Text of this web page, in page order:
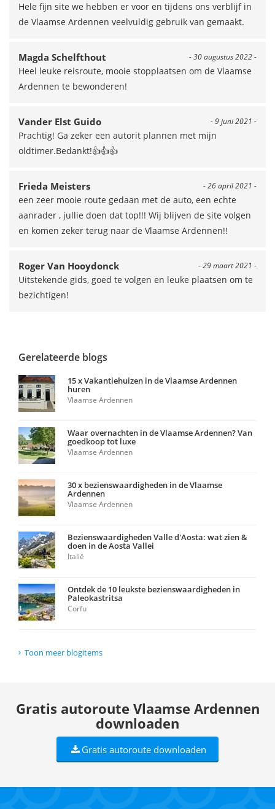
Hele fijn site we hebben er voor en tijdens ons verblijf in
de Vlaamse Ardennen veelvuldig gebruik van gemaakt.
- 30 augustus 2022 -
Magda Schelfthout
Heel leuke reisroute, mooie stopplaatsen om de Vlaamse
Ardennen te bewonderen!
- 9 juni 2021 -
Vander Elst Guido
Prachtig! Ga zeker een autorit plannen met mijn
oldtimer.Bedankt!👍👍👍
- 26 april 2021 -
Frieda Meisters
een zeer mooie route gedaan met de auto, een echte
aanrader , jullie doen dat top!!! Wij blijven de site volgen
en komen zeker terug naar de Vlaamse Ardennen!!
- 29 maart 2021 -
Roger Van Hooydonck
Uitstekende gids, goed te volgen en leuke plaatsen om te
bezichtigen!
Gerelateerde blogs
15 x Vakantiehuizen in de Vlaamse Ardennen
huren
Vlaamse Ardennen
Waar overnachten in de Vlaamse Ardennen? Van
goedkoop tot luxe
Vlaamse Ardennen
30 x bezienswaardigheden in de Vlaamse
Ardennen
Vlaamse Ardennen
Bezienswaardigheden Valle d'Aosta: wat zien &
doen in de Aosta Vallei
Italië
Ontdek de 10 leukste bezienswaardigheden in
Paleokastritsa
Corfu
Toon meer blogitems
Gratis autoroute Vlaamse Ardennen
downloaden
Gratis autoroute downloaden